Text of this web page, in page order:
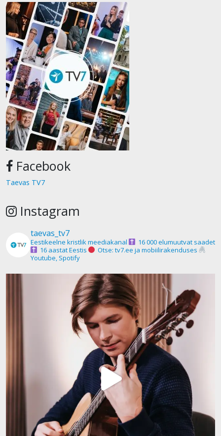
Facebook
Taevas TV7
Instagram
taevas_tv7
Eestikeelne kristlik meediakanal
16 000 elumuutvat saadet
16 aastat Eestis
Otse: tv7.ee ja mobiilirakenduses
Youtube, Spotify